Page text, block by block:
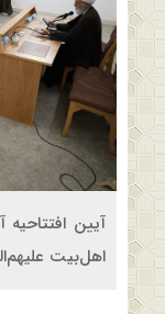
آیین
اهل‌بیت